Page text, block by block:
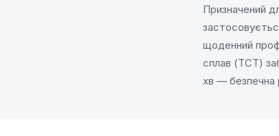
Призначений
щоденний
сплав (TCT)
хв — безпечна